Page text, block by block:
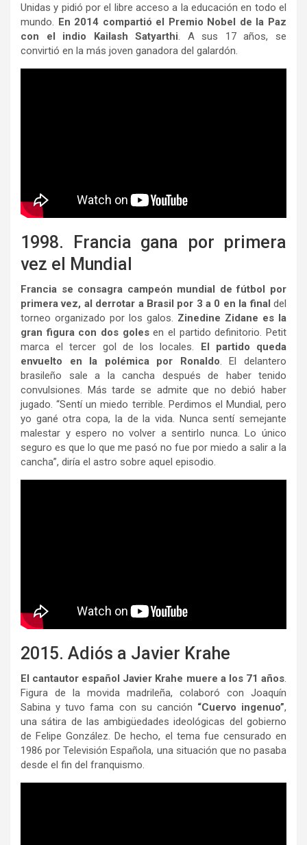
Unidas y pidió por el libre acceso a la educación en todo el
mundo. En 2014 compartió el Premio Nobel de la Paz
con el indio Kailash Satyarthi. A sus 17 años, se
convirtió en la más joven ganadora del galardón.
1998. Francia gana por primera
vez el Mundial
Francia se consagra campeón mundial de fútbol por
primera vez, al derrotar a Brasil por 3 a 0 en la final del
torneo organizado por los galos. Zinedine Zidane es la
gran figura con dos golesen el partido definitorio. Petit
marca el tercer gol de los locales. El partido queda
envuelto en la polémica por Ronaldo. El delantero
brasileño sale a la cancha después de haber tenido
convulsiones. Más tarde se admite que no debió haber
jugado. “Sentí un miedo terrible. Perdimos el Mundial, pero
yo gané otra copa, la de la vida. Nunca sentí semejante
malestar y espero no volver a sentirlo nunca. Lo único
seguro es que lo que me pasó no fue por miedo a salir a la
cancha”, diría el astro sobre aquel episodio.
2015. Adiós a Javier Krahe
El cantautor español Javier Krahe muere a los 71 años.
Figura de la movida madrileña, colaboró con Joaquín
Sabina y tuvo fama con su canción “Cuervo ingenuo”,
una sátira de las ambigüedades ideológicas del gobierno
de Felipe González. De hecho, el tema fue censurado en
1986 por Televisión Española, una situación que no pasaba
desde el fin del franquismo.